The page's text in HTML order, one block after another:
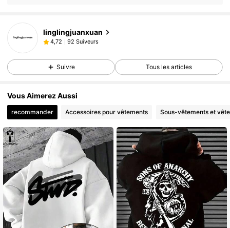
linglingjuanxuan
4,72 92 Suiveurs
Suivre Tous les articles
Vous Aimerez Aussi
recommander Accessoires pour vêtements Sous-vêtements et